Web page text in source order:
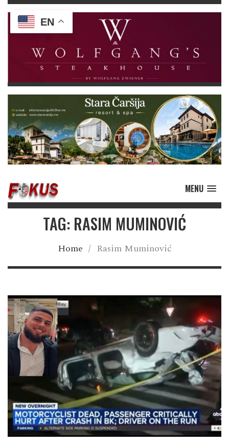
MENU
TAG: RASIM MUMINOVIĆ
Home / Rasim Muminović
EN